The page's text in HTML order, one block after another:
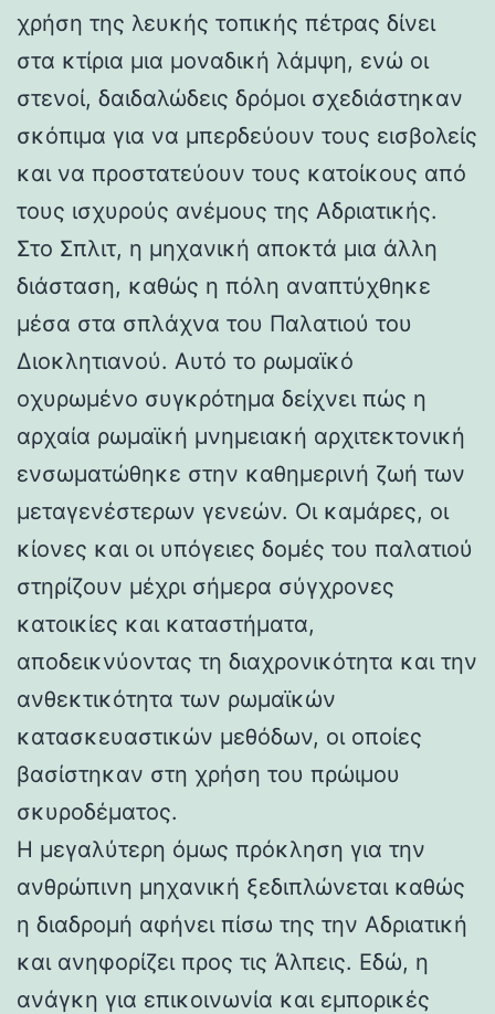
χρήση της λευκής τοπικής πέτρας δίνει
στα κτίρια μια μοναδική λάμψη, ενώ οι
στενοί, δαιδαλώδεις δρόμοι σχεδιάστηκαν
σκόπιμα για να μπερδεύουν τους εισβολείς
και να προστατεύουν τους κατοίκους από
τους ισχυρούς ανέμους της Αδριατικής.
Στο Σπλιτ, η μηχανική αποκτά μια άλλη
διάσταση, καθώς η πόλη αναπτύχθηκε
μέσα στα σπλάχνα του Παλατιού του
Διοκλητιανού. Αυτό το ρωμαϊκό
οχυρωμένο συγκρότημα δείχνει πώς η
αρχαία ρωμαϊκή μνημειακή αρχιτεκτονική
ενσωματώθηκε στην καθημερινή ζωή των
μεταγενέστερων γενεών. Οι καμάρες, οι
κίονες και οι υπόγειες δομές του παλατιού
στηρίζουν μέχρι σήμερα σύγχρονες
κατοικίες και καταστήματα,
αποδεικνύοντας τη διαχρονικότητα και την
ανθεκτικότητα των ρωμαϊκών
κατασκευαστικών μεθόδων, οι οποίες
βασίστηκαν στη χρήση του πρώιμου
σκυροδέματος.
Η μεγαλύτερη όμως πρόκληση για την
ανθρώπινη μηχανική ξεδιπλώνεται καθώς
η διαδρομή αφήνει πίσω της την Αδριατική
και ανηφορίζει προς τις Άλπεις. Εδώ, η
ανάγκη για επικοινωνία και εμπορικές